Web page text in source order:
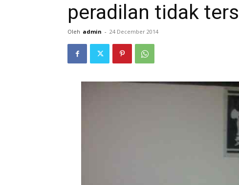
peradilan tidak
Oleh admin - 24 December 2014